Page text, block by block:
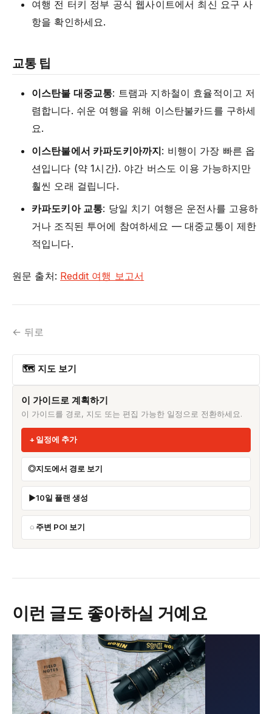
여행 전 터키 정부 공식 웹사이트에서 최신 요구 사
항을 확인하세요.
교통 팁
이스탄불 대중교통: 트램과 지하철이 효율적이고 저
렴합니다. 쉬운 여행을 위해 이스탄불카드를 구하세
요.
이스탄불에서 카파도키아까지: 비행이 가장 빠른 옵
션입니다 (약 1시간). 야간 버스도 이용 가능하지만
훨씬 오래 걸립니다.
카파도키아 교통: 당일 치기 여행은 운전사를 고용하
거나 조직된 투어에 참여하세요 — 대중교통이 제한
적입니다.
원문 출처: Reddit 여행 보고서
← 뒤로
🗺 지도 보기
이 가이드로 계획하기
이 가이드를 경로, 지도 또는 편집 가능한 일정으로 전환하세요.
일정에 추가
지도에서 경로 보기
10일 플랜 생성
주변 POI 보기
이런 글도 좋아하실 거예요